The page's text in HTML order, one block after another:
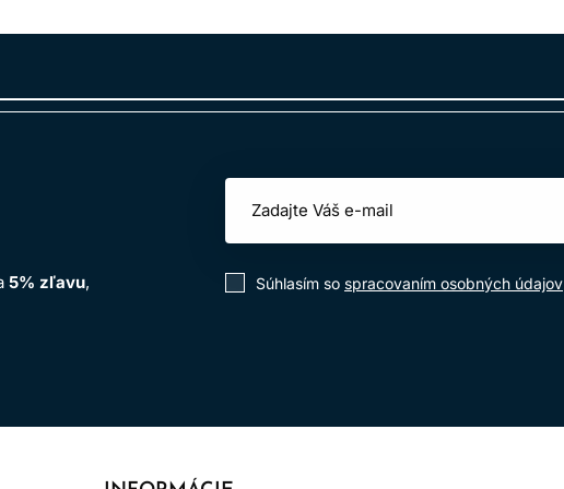
čiernou henou.
okamžite dôkladne vypláchnite vodou.
5% zľavu,
Súhlasím so spracovaním osobných údajov